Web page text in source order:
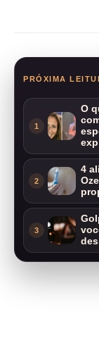
PRÓXIMA
1
O
2
4
3